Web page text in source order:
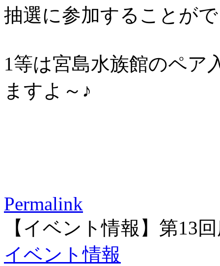
抽選に参加することが
1等は宮島水族館のペア
ますよ～♪
Permalink
【イベント情報】第13
イベント情報